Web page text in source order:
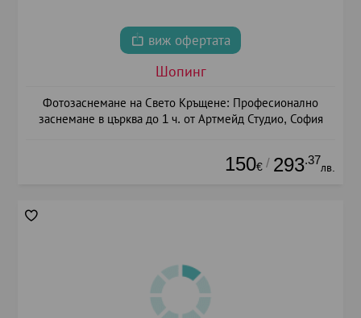
виж офертата
Шопинг
Фотозаснемане на Свето Кръщене: Професионално
заснемане в църква до 1 ч. от Артмейд Студио, София
150€ / 293.37
лв.